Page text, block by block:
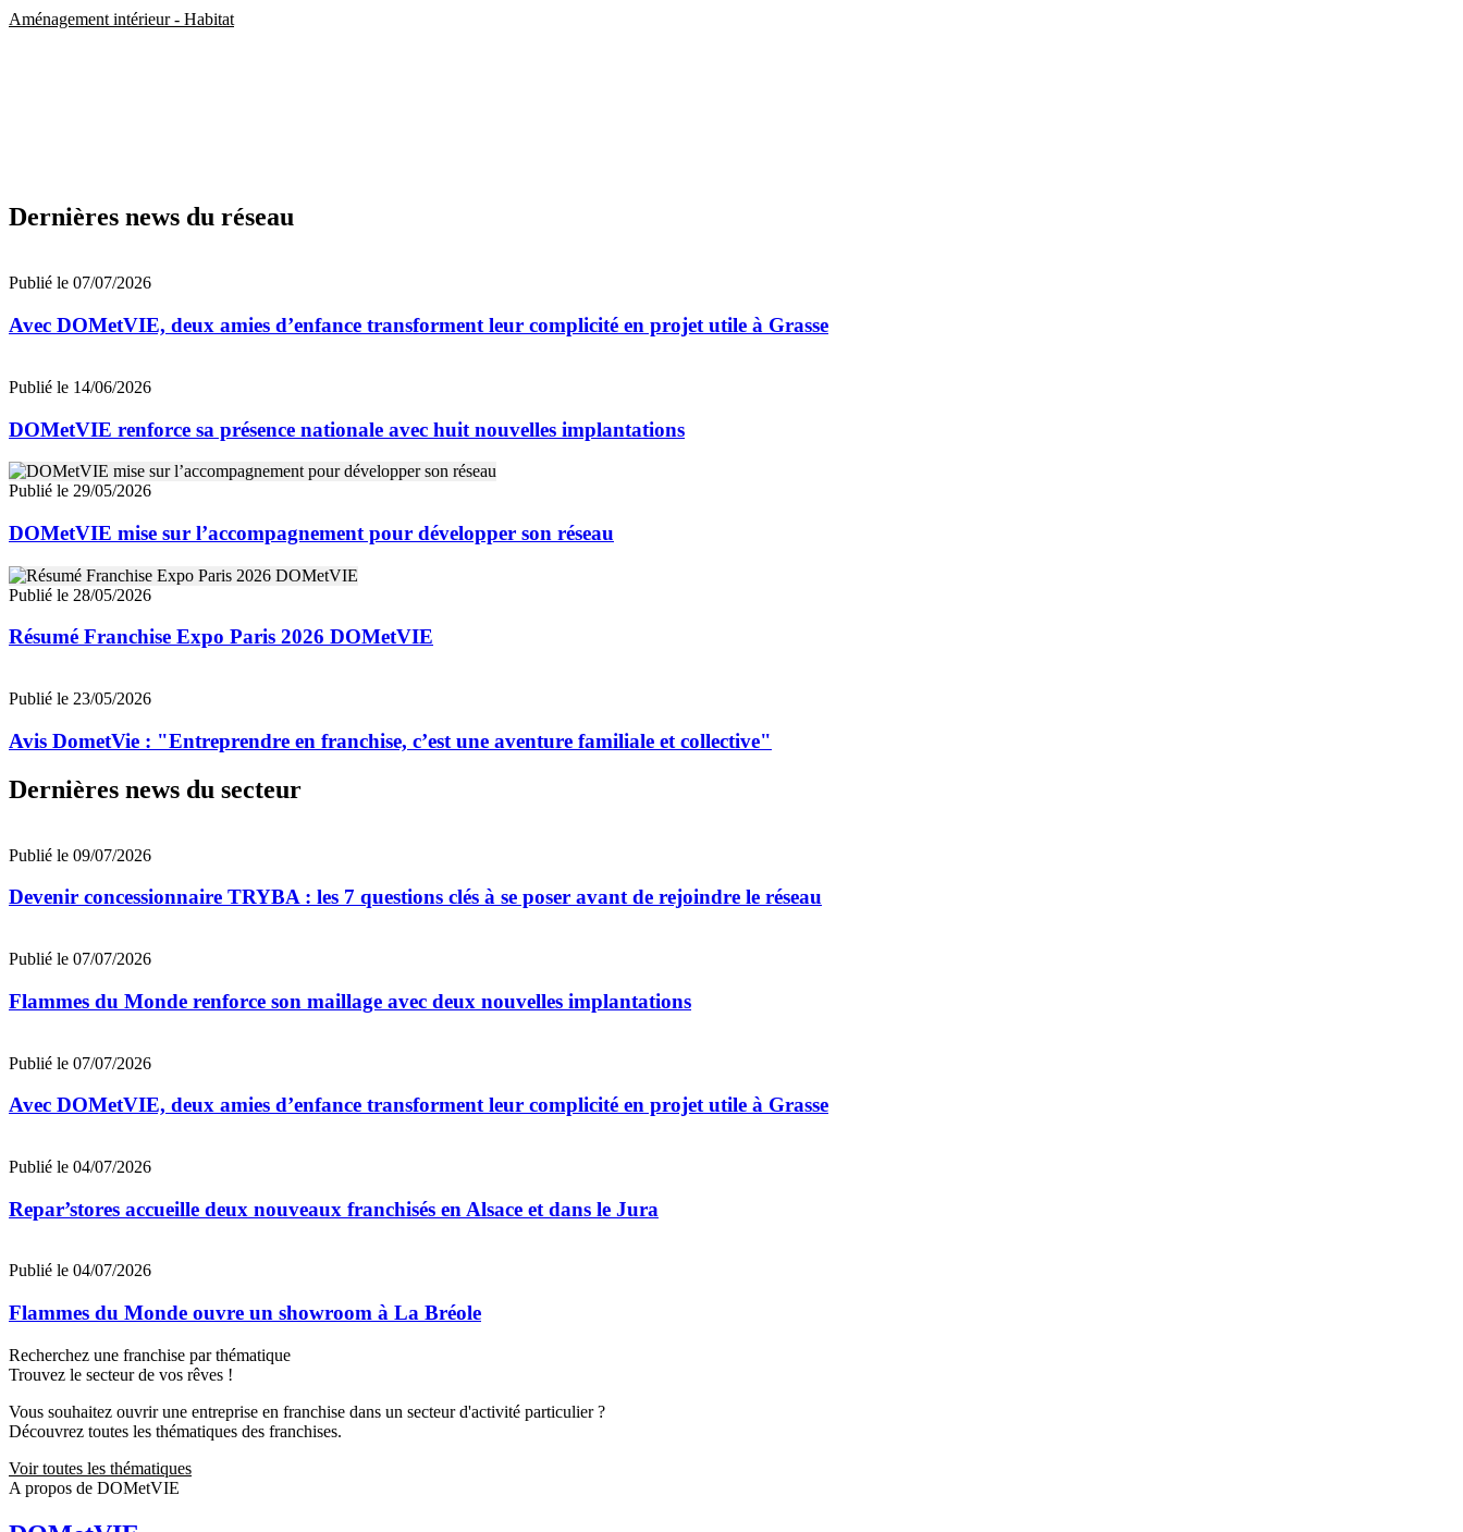
Aménagement intérieur - Habitat
Dernières news du réseau
Publié le 07/07/2026
Avec DOMetVIE, deux amies d’enfance transforment leur complicité en projet utile à Grasse
Publié le 14/06/2026
DOMetVIE renforce sa présence nationale avec huit nouvelles implantations
Publié le 29/05/2026
DOMetVIE mise sur l’accompagnement pour développer son réseau
Publié le 28/05/2026
Résumé Franchise Expo Paris 2026 DOMetVIE
Publié le 23/05/2026
Avis DometVie : "Entreprendre en franchise, c’est une aventure familiale et collective"
Dernières news du secteur
Publié le 09/07/2026
Devenir concessionnaire TRYBA : les 7 questions clés à se poser avant de rejoindre le réseau
Publié le 07/07/2026
Flammes du Monde renforce son maillage avec deux nouvelles implantations
Publié le 07/07/2026
Avec DOMetVIE, deux amies d’enfance transforment leur complicité en projet utile à Grasse
Publié le 04/07/2026
Repar’stores accueille deux nouveaux franchisés en Alsace et dans le Jura
Publié le 04/07/2026
Flammes du Monde ouvre un showroom à La Bréole
Recherchez une franchise par thématique
Trouvez le secteur de vos rêves !
Vous souhaitez ouvrir une entreprise en franchise dans un secteur d'activité particulier ?
Découvrez toutes les thématiques des franchises.
Voir toutes les thématiques
A propos de DOMetVIE